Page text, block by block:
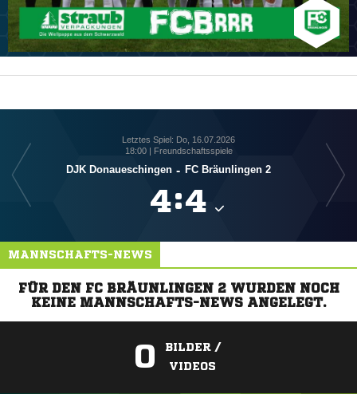
Letztes Spiel: Do, 16.07.2026
18:00 | Freundschaftsspiele
DJK Donaueschingen - FC Bräunlingen 2
:
MANNSCHAFTS-NEWS
FÜR DEN FC BRÄUNLINGEN 2 WURDEN NOCH
KEINE MANNSCHAFTS-NEWS ANGELEGT.
0
BILDER /
VIDEOS